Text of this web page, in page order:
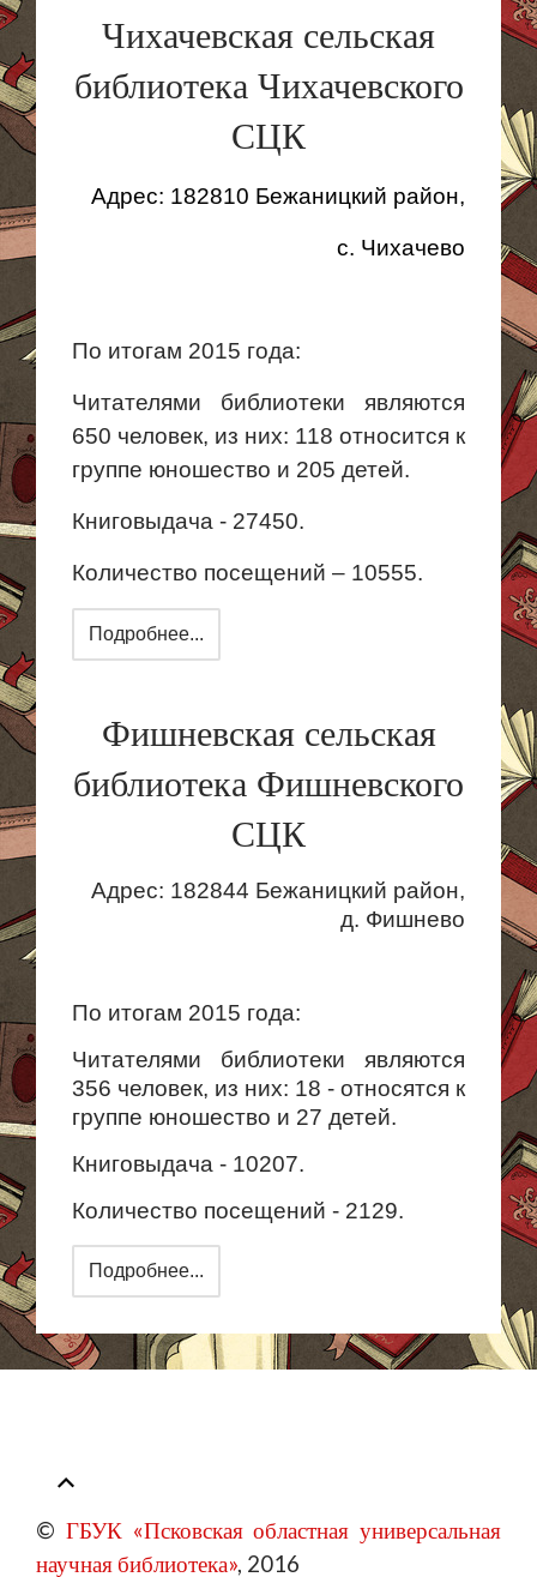
Чихачевская сельская
библиотека Чихачевского
СЦК
Адрес: 182810 Бежаницкий район,
с. Чихачево
По итогам 2015 года:
Читателями библиотеки являются
650 человек, из них: 118 относится к
группе юношество и 205 детей.
Книговыдача - 27450.
Количество посещений – 10555.
Подробнее...
Фишневская сельская
библиотека Фишневского
СЦК
Адрес: 182844 Бежаницкий район,
д. Фишнево
По итогам 2015 года:
Читателями библиотеки являются
356 человек, из них: 18 - относятся к
группе юношество и 27 детей.
Книговыдача - 10207.
Количество посещений - 2129.
Подробнее...
© ГБУК «Псковская областная универсальная
научная библиотека», 2016